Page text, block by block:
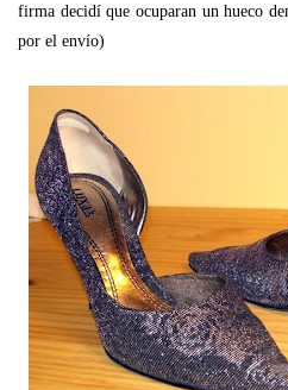
firma decidí que ocuparan un hueco
por el envío)